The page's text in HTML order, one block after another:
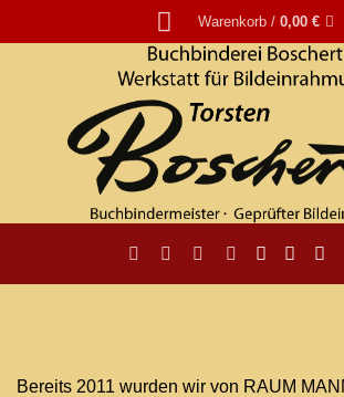
Inhalt
Warenkorb /0,00€
Bereits 2011 wurden wir von RAUM